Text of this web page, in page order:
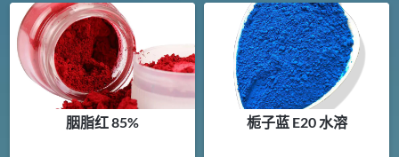
胭脂红 85% 栀子蓝 E20 水溶